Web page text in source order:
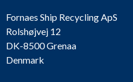
Fornaes Ship Recycling ApS
Rolshøjvej 12
DK-8500 Grenaa
Denmark